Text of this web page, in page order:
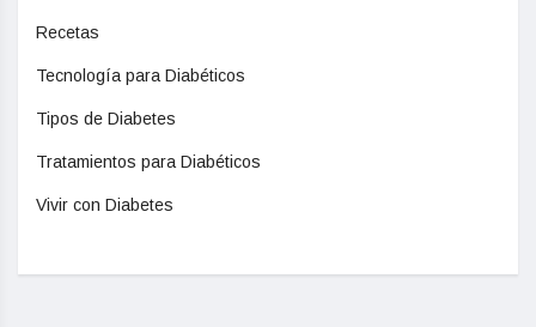
Recetas
Tecnología para Diabéticos
Tipos de Diabetes
Tratamientos para Diabéticos
Vivir con Diabetes